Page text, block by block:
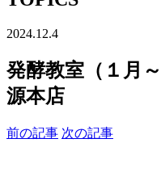
2024.12.4
発酵教室（１月
源本店
前の記事 次の記事